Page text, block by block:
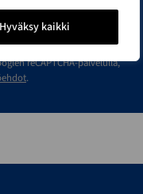
Hyväksy kaikki
ja hyväksyn
tavalla.
reCAPTCHA-palvelulla,
.